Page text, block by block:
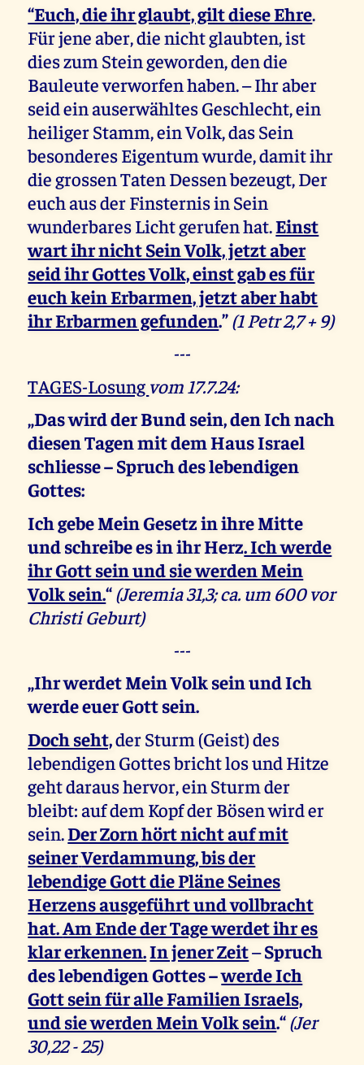
“Euch, die ihr glaubt, gilt diese Ehre.
Für jene aber, die nicht glaubten, ist
dies zum Stein geworden, den die
Bauleute verworfen haben. – Ihr aber
seid ein auserwähltes Geschlecht, ein
heiliger Stamm, ein Volk, das Sein
besonderes Eigentum wurde, damit ihr
die grossen Taten Dessen bezeugt, Der
euch aus der Finsternis in Sein
wunderbares Licht gerufen hat.Einst
wart ihr nicht Sein Volk, jetzt aber
seid ihr Gottes Volk, einst gab es für
euch kein Erbarmen, jetzt aber habt
ihr Erbarmen gefunden.”(1 Petr 2,7 + 9)
---
TAGES-Losung vom 17.7.24:
„Das wird der Bund sein, den Ich nach
diesen Tagen mit dem Haus Israel
schliesse – Spruch des lebendigen
Gottes:
Ich gebe Mein Gesetz in ihre Mitte
und schreibe es in ihr Herz. Ich werde
ihr Gott sein und sie werden Mein
Volk sein.“(Jeremia 31,3; ca. um 600 vor
Christi Geburt)
---
„Ihr werdet Mein Volk sein und Ich
werde euer Gott sein.
Doch seht,der Sturm (Geist) des
lebendigen Gottes bricht los und Hitze
geht daraus hervor, ein Sturm der
bleibt: auf dem Kopf der Bösen wird er
sein.Der Zorn hört nicht auf mit
seinerVerdammung, bis der
lebendige Gott die Pläne Seines
Herzens ausgeführt und vollbracht
hat.Am Ende der Tage werdet ihr es
klar erkennen.In jener Zeit–Spruch
des lebendigen Gottes –werde Ich
Gott sein für alle Familien Israels,
und sie werden Mein Volk sein.“(Jer
30,22 - 25)